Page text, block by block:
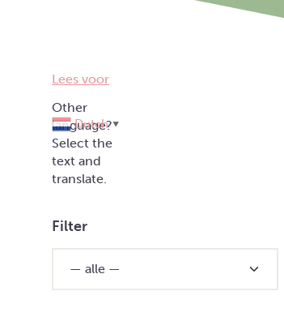
Lees voor
Dutch ▼
Filter